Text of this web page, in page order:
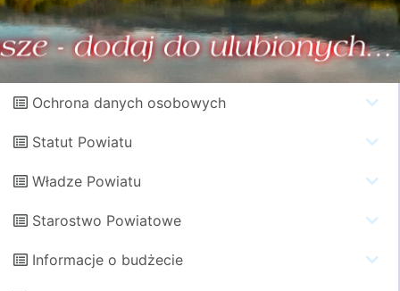
Ochrona danych osobowych
Statut Powiatu
Władze Powiatu
Starostwo Powiatowe
Informacje o budżecie